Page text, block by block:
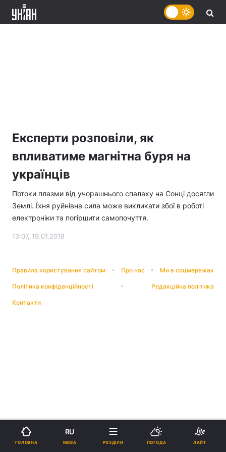
Експерти розповіли, як
впливатиме магнітна буря на
українців
Потоки плазми від учорашнього спалаху на Сонці досягли
Землі. Їхня руйнівна сила може викликати збої в роботі
електроніки та погіршити самопочуття.
13:07, 19.01.2018
Правила користування сайтом Про нас Ми в соцмережах
Політика конфіденційності Редакційна політика
Контакти
ГОЛОВНА
RU
МОВА РОЗДІЛИ ПОГОДА ЛАЙТ